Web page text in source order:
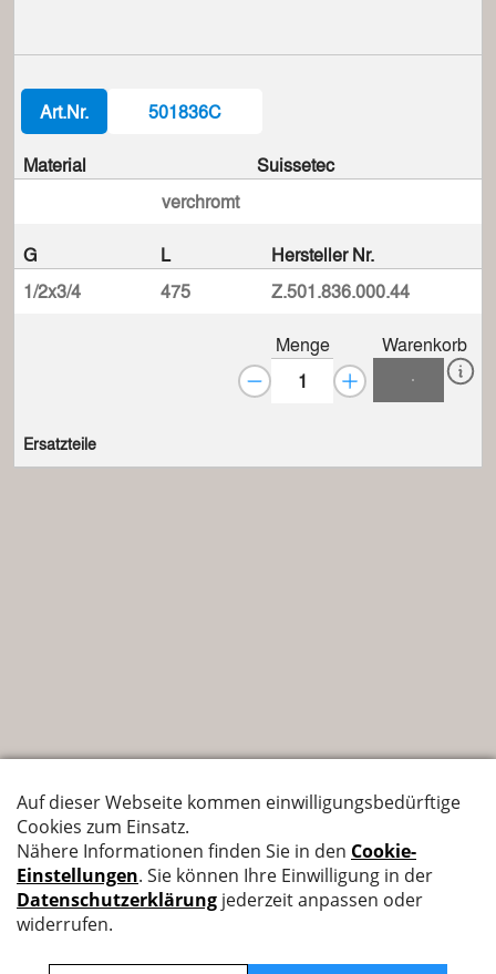
Art.Nr. 501836C
Material
verchromt
Suissetec
G L
Hersteller Nr.
1/2x3/4
475 Z.501.836.000.44
Menge Warenkorb
Ersatzteile